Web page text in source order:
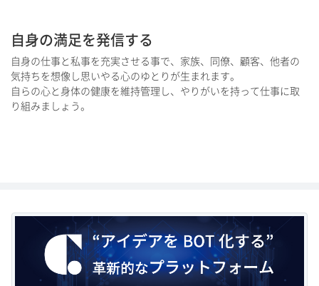
自身の満足を発信する
自身の仕事と私事を充実させる事で、家族、同僚、顧客、他者の
気持ちを想像し思いやる心のゆとりが生まれます。
自らの心と身体の健康を維持管理し、やりがいを持って仕事に取
り組みましょう。